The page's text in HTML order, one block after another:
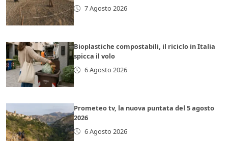
7 Agosto 2026
Bioplastiche compostabili, il riciclo in Italia
spicca il volo
6 Agosto 2026
Prometeo tv, la nuova puntata del 5 agosto
2026
6 Agosto 2026